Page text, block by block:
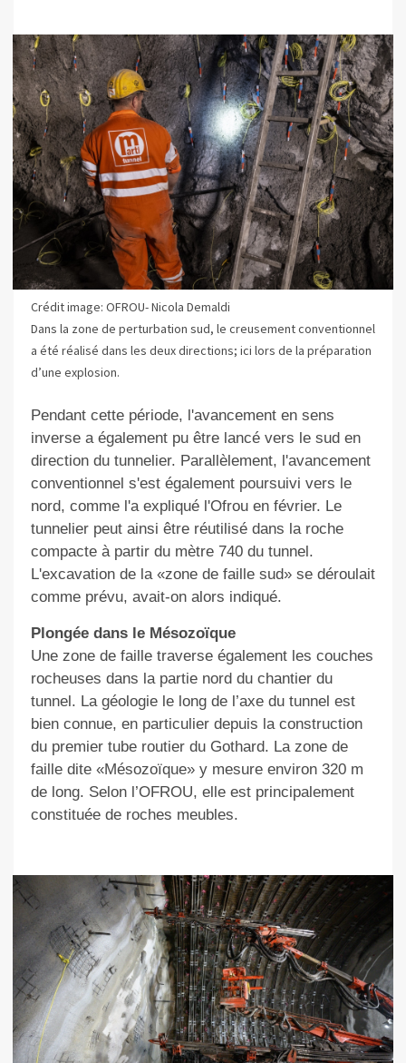
Crédit image: OFROU- Nicola Demaldi
Dans la zone de perturbation sud, le creusement conventionnel
a été réalisé dans les deux directions; ici lors de la préparation
d’une explosion.
Pendant cette période, l'avancement en sens
inverse a également pu être lancé vers le sud en
direction du tunnelier. Parallèlement, l'avancement
conventionnel s'est également poursuivi vers le
nord, comme l'a expliqué l'Ofrou en février. Le
tunnelier peut ainsi être réutilisé dans la roche
compacte à partir du mètre 740 du tunnel.
L'excavation de la «zone de faille sud» se déroulait
comme prévu, avait-on alors indiqué.
Plongée dans le Mésozoïque
Une zone de faille traverse également les couches
rocheuses dans la partie nord du chantier du
tunnel. La géologie le long de l’axe du tunnel est
bien connue, en particulier depuis la construction
du premier tube routier du Gothard. La zone de
faille dite «Mésozoïque» y mesure environ 320 m
de long. Selon l’OFROU, elle est principalement
constituée de roches meubles.